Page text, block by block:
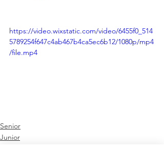
https://video.wixstatic.com/video/6455f0_514
5789254f647c4ab467b4ca5ec6b12/1080p/mp4
/file.mp4
Senior
Junior